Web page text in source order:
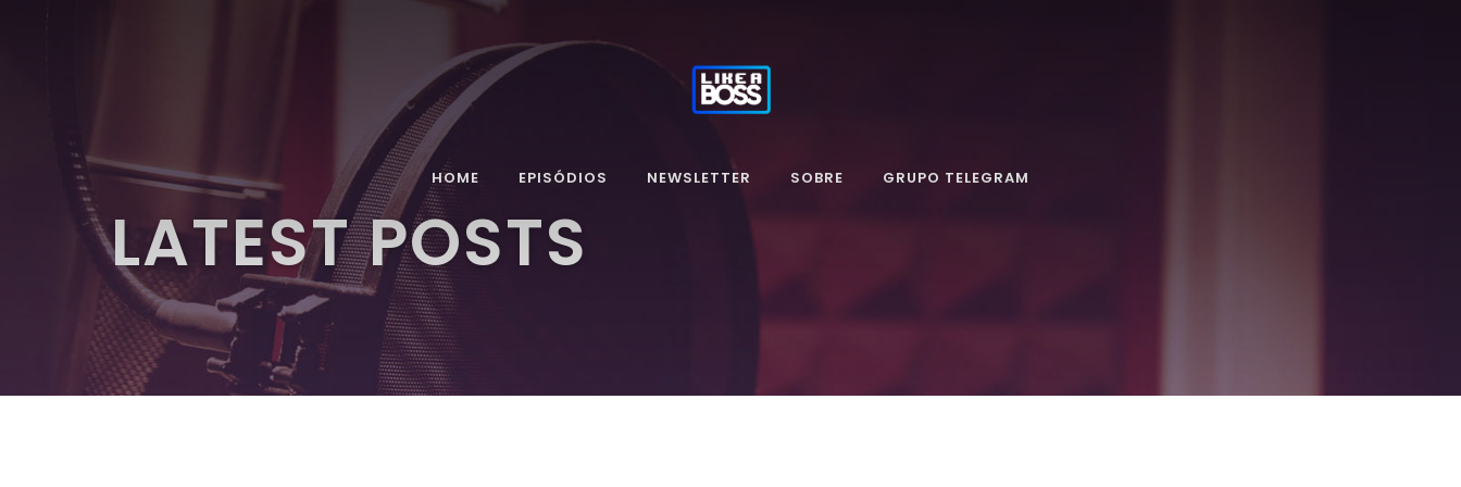
HOME EPISÓDIOS NEWSLETTER SOBRE GRUPO TELEGRAM
LATEST POSTS